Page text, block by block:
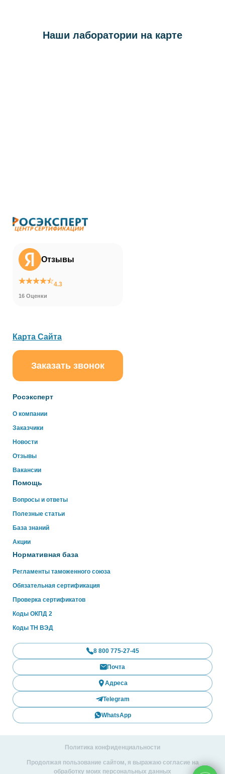
Наши лаборатории на карте
Отзывы
4.3
16 Оценки
Росэксперт
О компании
Заказчики
Новости
Отзывы
Вакансии
Помощь
Вопросы и ответы
Полезные статьи
База знаний
Акции
Нормативная база
Регламенты таможенного союза
Обязательная сертификация
Проверка сертификатов
Коды ОКПД 2
Коды ТН ВЭД
Карта Сайта
Заказать звонок
8 800 775-27-45
Почта
Адреса
Telegram
WhatsApp
Политика конфиденциальности
Продолжая пользование сайтом, я выражаю согласие на
обработку моих персональных данных